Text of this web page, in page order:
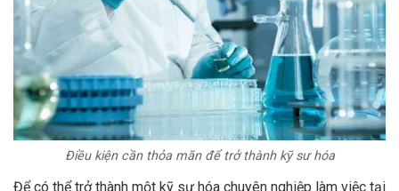
Điều kiện cần thỏa mãn để trở thành kỹ sư hóa
Để có thể trở thành một kỹ sư hóa chuyên nghiệp làm việc tại